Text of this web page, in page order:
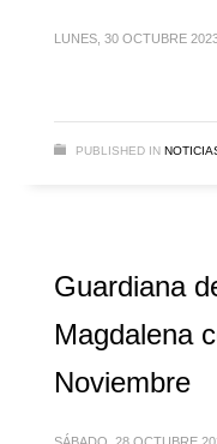
LUNES, 30 OCTUBRE
PUBLISHED IN
Guardiana
Magdalena
Noviembre
SÁBADO, 28 OCTUBRE